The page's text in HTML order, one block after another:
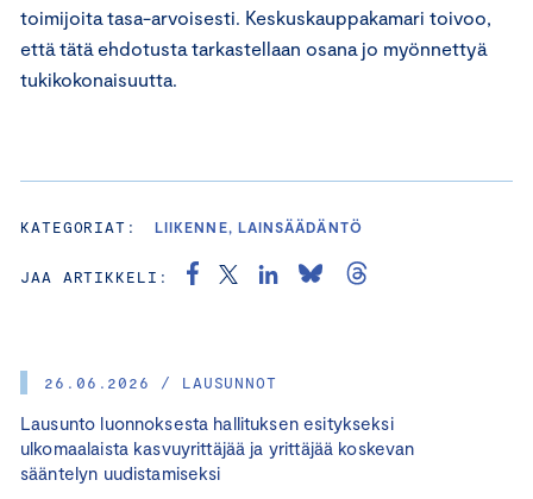
26.06.2026 / LAUSUNNOT
Lausunto luonnoksesta hallituksen esitykseksi
ulkomaalaista kasvuyrittäjää ja yrittäjää koskevan
sääntelyn uudistamiseksi
toimijoita tasa-arvoisesti. Keskuskauppakamari toivoo,
että tätä ehdotusta tarkastellaan osana jo myönnettyä
tukikokonaisuutta.
KATEGORIAT: LIIKENNE, LAINSÄÄDÄNTÖ
JAA ARTIKKELI: